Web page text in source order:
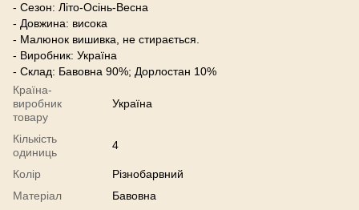
- Сезон: Літо-Осінь-Весна
- Довжина: висока
- Малюнок вишивка, не стирається.
- Виробник: Україна
- Склад: Бавовна 90%; Дорлостан 10%
Країна-
виробник
товару
Україна
Кількість
одиниць
4
Колір
Різнобарвний
Матеріал
Бавовна